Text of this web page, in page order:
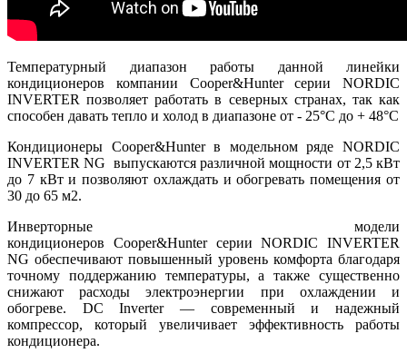
Температурный диапазон работы данной линейки
кондиционеров компании Cooper&Hunter серии NORDIC
INVERTER позволяет работать в северных странах, так как
способен давать тепло и холод в диапазоне от - 25°С до + 48°С
Кондиционеры Cooper&Hunter в модельном ряде NORDIC
INVERTER NG выпускаются различной мощности от 2,5 кВт
до 7 кВт и позволяют охлаждать и обогревать помещения от
30 до 65 м2.
Инверторные модели
кондиционеров Cooper&Hunter серии NORDIC INVERTER
NG обеспечивают повышенный уровень комфорта благодаря
точному поддержанию температуры, а также существенно
снижают расходы электроэнергии при охлаждении и
обогреве. DC Inverter — современный и надежный
компрессор, который увеличивает эффективность работы
кондиционера.